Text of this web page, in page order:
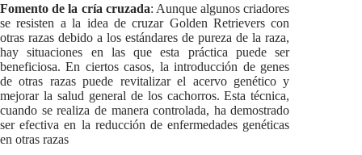
Fomento de la cría cruzada: Aunque algunos criadores
se resisten a la idea de cruzar Golden Retrievers con
otras razas debido a los estándares de pureza de la raza,
hay situaciones en las que esta práctica puede ser
beneficiosa. En ciertos casos, la introducción de genes
de otras razas puede revitalizar el acervo genético y
mejorar la salud general de los cachorros. Esta técnica,
cuando se realiza de manera controlada, ha demostrado
ser efectiva en la reducción de enfermedades genéticas
en otras razas